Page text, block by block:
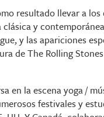
resultado llevar a
y
y las apariciones
de The Rolling
en la escena yoga /
festivales y